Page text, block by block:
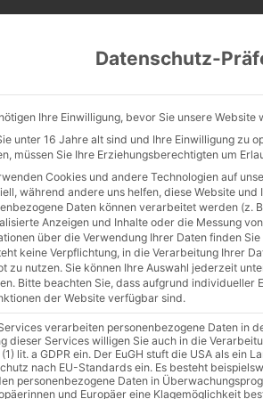
MESSE GLAUBE KULTUR
Mantilla-
Datenschutz-
Ihre Einwilligung, bevor Sie unsere Website
unter 16 Jahre alt sind und Ihre Einwilligung zu
müssen Sie Ihre Erziehungsberechtigten um
Cookies und andere Technologien auf
während andere uns helfen, diese Website
Daten können verarbeitet werden (z.
Anzeigen und Inhalte oder die Messung
über die Verwendung Ihrer Daten finden
keine Verpflichtung, in die Verarbeitung Ihrer
zu nutzen. Sie können Ihre Auswahl jederzeit
Bitte beachten Sie, dass aufgrund individueller
der Website verfügbar sind.
verarbeiten personenbezogene Daten in
dieser Services willigen Sie auch in die
lit. a GDPR ein. Der EuGH stuft die USA als ein
nach EU-Standards ein. Es besteht
personenbezogene Daten in
und Europäer eine Klagemöglichkeit